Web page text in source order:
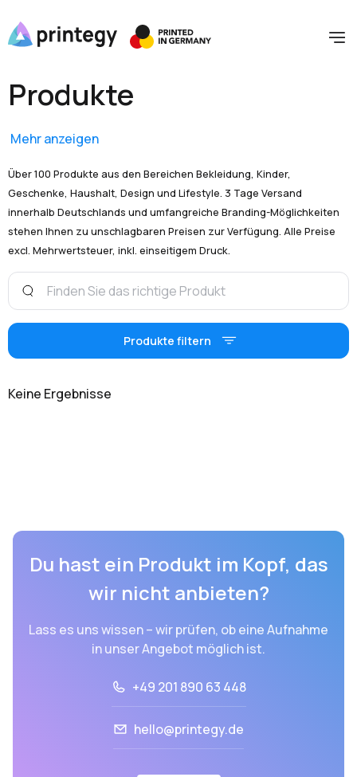
Produkte
Mehr anzeigen
Über 100 Produkte aus den Bereichen Bekleidung, Kinder,
Geschenke, Haushalt, Design und Lifestyle. 3 Tage Versand
innerhalb Deutschlands und umfangreiche Branding-Möglichkeiten
stehen Ihnen zu unschlagbaren Preisen zur Verfügung. Alle Preise
excl. Mehrwertsteuer, inkl. einseitigem Druck.
Produkte filtern
Keine Ergebnisse
Du hast ein Produkt im Kopf, das
wir nicht anbieten?
Lass es uns wissen – wir prüfen, ob eine Aufnahme
in unser Angebot möglich ist.
+49 201 890 63 448
hello@printegy.de